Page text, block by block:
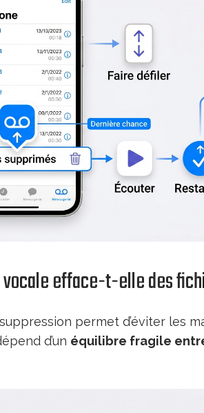
efface-t-elle des
permet d’éviter les
d’un équilibre fragile